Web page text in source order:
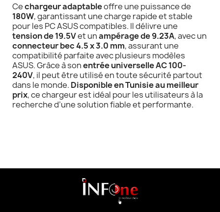
Cechargeur adaptableoffre une puissance de
180W, garantissant une charge rapide et stable
pour les PC ASUS compatibles. Il délivre une
tension de 19.5Vet unampérage de 9.23A, avec un
connecteur bec 4.5 x 3.0 mm, assurant une
compatibilité parfaite avec plusieurs modèles
ASUS. Grâce à sonentrée universelle AC 100-
240V, il peut être utilisé en toute sécurité partout
dans le monde. Disponible en Tunisie au meilleur
prix, ce chargeur est idéal pour les utilisateurs à la
recherche d’une solution fiable et performante.